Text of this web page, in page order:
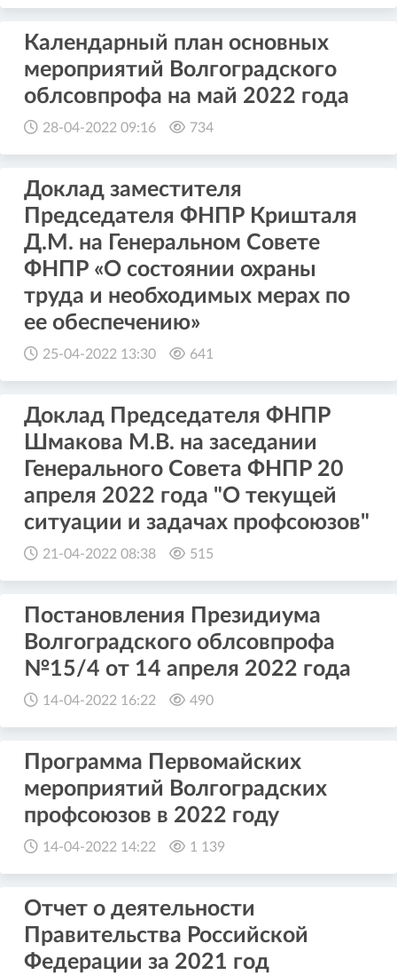
Календарный план основных
мероприятий Волгоградского
облсовпрофа на май 2022 года
28-04-2022 09:16 734
Доклад заместителя
Председателя ФНПР Кришталя
Д.М. на Генеральном Совете
ФНПР «О состоянии охраны
труда и необходимых мерах по
ее обеспечению»
25-04-2022 13:30 641
Доклад Председателя ФНПР
Шмакова М.В. на заседании
Генерального Совета ФНПР 20
апреля 2022 года "О текущей
ситуации и задачах профсоюзов"
21-04-2022 08:38 515
Постановления Президиума
Волгоградского облсовпрофа
№15/4 от 14 апреля 2022 года
14-04-2022 16:22 490
Программа Первомайских
мероприятий Волгоградских
профсоюзов в 2022 году
14-04-2022 14:22 1 139
Отчет о деятельности
Правительства Российской
Федерации за 2021 год